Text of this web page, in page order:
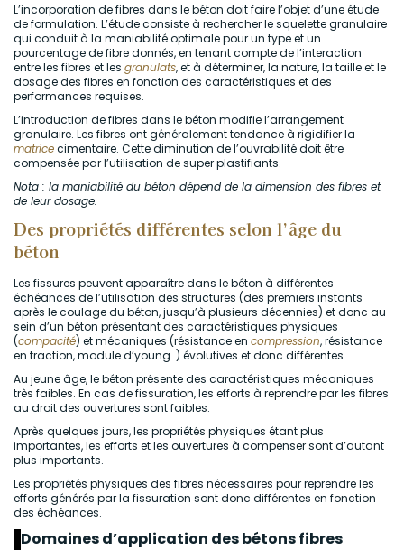
L’incorporation de fibres dans le béton doit faire l’objet d’une étude
de formulation. L’étude consiste à rechercher le squelette granulaire
qui conduit à la maniabilité optimale pour un type et un
pourcentage de fibre donnés, en tenant compte de l’interaction
entre les fibres et les granulats, et à déterminer, la nature, la taille et le
dosage des fibres en fonction des caractéristiques et des
performances requises.
L’introduction de fibres dans le béton modifie l’arrangement
granulaire. Les fibres ont généralement tendance à rigidifier la
matricecimentaire. Cette diminution de l’ouvrabilité doit être
compensée par l’utilisation de super plastifiants.
Nota : la maniabilité du béton dépend de la dimension des fibres et
de leur dosage.
Des propriétés différentes selon l’âge du
béton
Les fissures peuvent apparaître dans le béton à différentes
échéances de l’utilisation des structures (des premiers instants
après le coulage du béton, jusqu’à plusieurs décennies) et donc au
sein d’un béton présentant des caractéristiques physiques
(compacité) et mécaniques (résistance en compression, résistance
en traction, module d’young…) évolutives et donc différentes.
Au jeune âge, le béton présente des caractéristiques mécaniques
très faibles. En cas de fissuration, les efforts à reprendre par les fibres
au droit des ouvertures sont faibles.
Après quelques jours, les propriétés physiques étant plus
importantes, les efforts et les ouvertures à compenser sont d’autant
plus importants.
Les propriétés physiques des fibres nécessaires pour reprendre les
efforts générés par la fissuration sont donc différentes en fonction
des échéances.
Domaines d’application des bétons fibres